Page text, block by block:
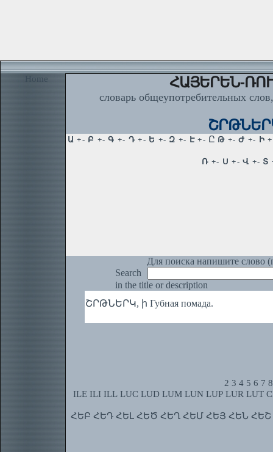
Home ՀԱՅԵՐԵՆ-
словарь общеупотребительных
Для поиска напишите слово
Search
in the title or description
ՇՐԹՆԵՐԿ, ի Губная помада.
2 3 4 5 6 7 8
ILE ILI ILL LUC LUD LUM LUN LUP LUR LUT
ՀԵԲ ՀԵԴ ՀԵԼ ՀԵԾ ՀԵՂ ՀԵՄ ՀԵՅ ՀԵՆ ՀԵՇ